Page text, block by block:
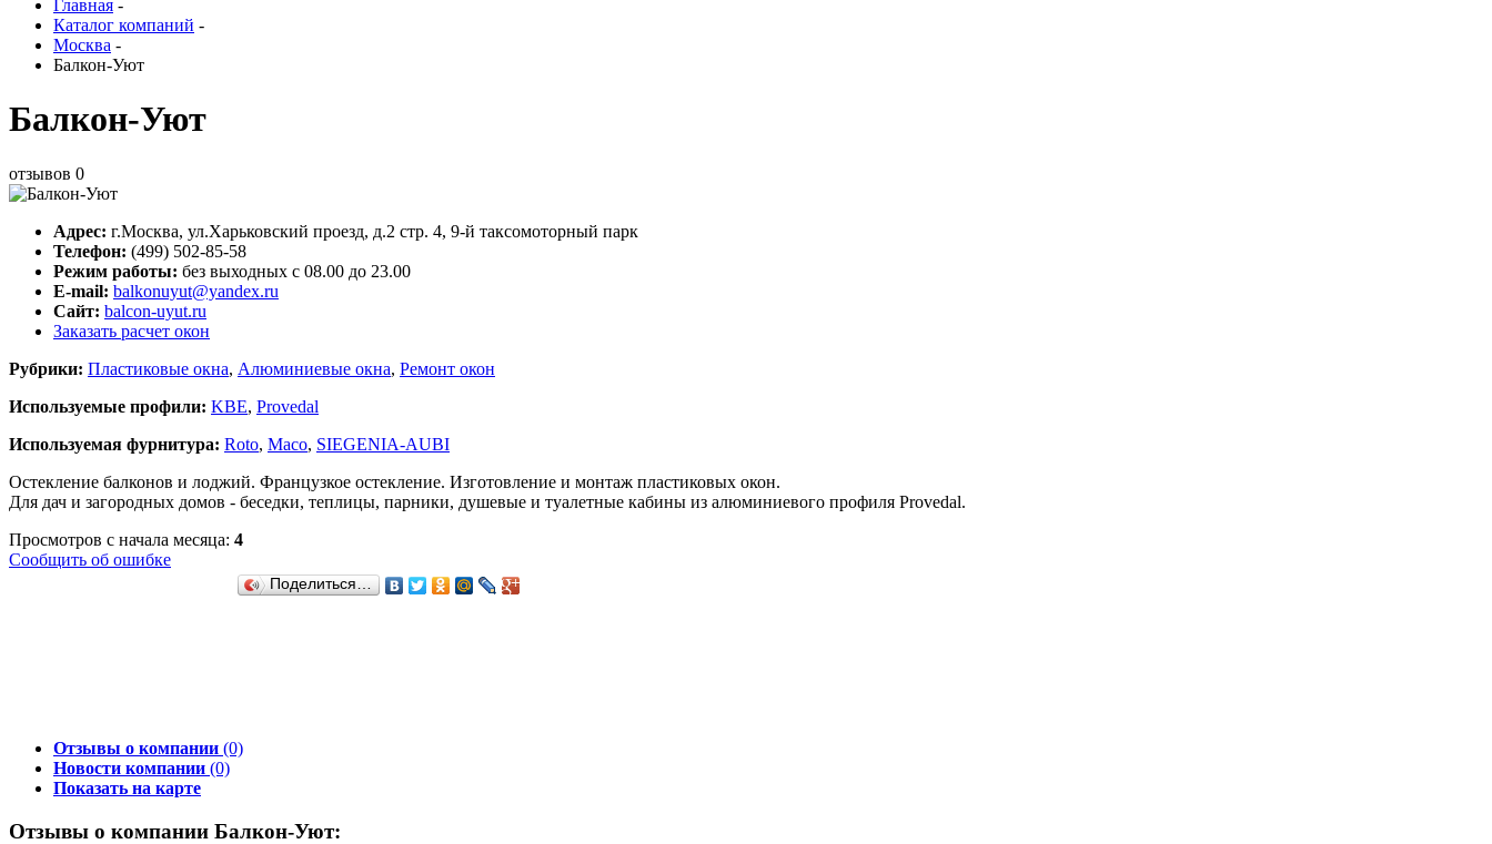
Главная -
Каталог компаний -
Москва -
Балкон-Уют
Балкон-Уют
отзывов 0
Адрес: г.Москва, ул.Харьковский проезд, д.2 стр. 4, 9-й таксомоторный парк
Телефон: (499) 502-85-58
Режим работы: без выходных с 08.00 до 23.00
E-mail: balkonuyut@yandex.ru
Сайт: balcon-uyut.ru
Заказать расчет окон
Рубрики: Пластиковые окна, Алюминиевые окна, Ремонт окон
Используемые профили: KBE, Provedal
Используемая фурнитура: Roto, Maco, SIEGENIA-AUBI
Остекление балконов и лоджий. Французкое остекление. Изготовление и монтаж пластиковых окон.
Для дач и загородных домов - беседки, теплицы, парники, душевые и туалетные кабины из алюминиевого профиля Provedal.
Просмотров с начала месяца: 4
Сообщить об ошибке
Поделиться…
Отзывы о компании (0)
Новости компании (0)
Показать на карте
Отзывы о компании Балкон-Уют: